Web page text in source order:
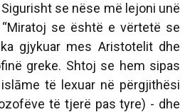
se nëse më lejoni unë
se është e vërtetë se
gjykuar mes Aristotelit dhe
greke. Shtoj se hem sipas
të lexuar në përgjithësi
të tjerë pas tyre) - dhe